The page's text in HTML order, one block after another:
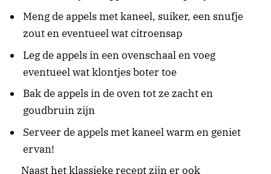
Meng de appels met kaneel, suiker, een snufje
zout en eventueel wat citroensap
Leg de appels in een ovenschaal en voeg
eventueel wat klontjes boter toe
Bak de appels in de oven tot ze zacht en
goudbruin zijn
Serveer de appels met kaneel warm en geniet
ervan!
Naast het klassieke recept zijn er ook